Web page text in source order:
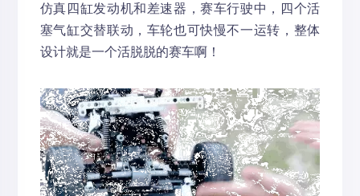
仿真四缸发动机和差速器，赛车行驶中，四个活
塞气缸交替联动，车轮也可快慢不一运转，整体
设计就是一个活脱脱的赛车啊！